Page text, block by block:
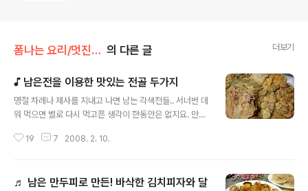
폼나는 요리/멋진리폼 요리 의 다른 글 더보기
♪ 남은전을 이용한 맛있는 전골 두가지
명절 차례나 제사를 지내고 나면 남는 각색전들.. 서너번 데
워 먹으면 별로 다시 먹고픈 생각이 한동안은 없지요. 만들
가진의 전이나 명절음식을 이용한 요리가 많이들 나와 잇
맛은 별미랍니다. ▲ 명절에 만든 각종 전과 두부 이렇게
19 7 2008. 2. 10.
♬ 남은 만두피로 만든! 바삭한 김치피자와 달